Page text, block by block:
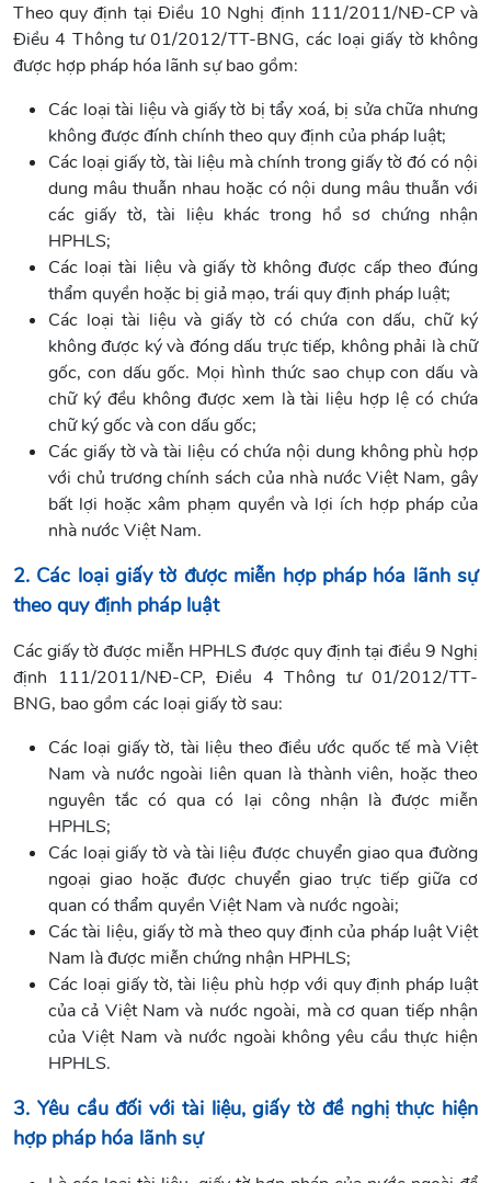
Theo quy định tại Điều 10 Nghị định 111/2011/NĐ-CP và
Điều 4 Thông tư 01/2012/TT-BNG, các loại giấy tờ không
được hợp pháp hóa lãnh sự bao gồm:
Các loại tài liệu và giấy tờ bị tẩy xoá, bị sửa chữa nhưng
không được đính chính theo quy định của pháp luật;
Các loại giấy tờ, tài liệu mà chính trong giấy tờ đó có nội
dung mâu thuẫn nhau hoặc có nội dung mâu thuẫn với
các giấy tờ, tài liệu khác trong hồ sơ chứng nhận
HPHLS;
Các loại tài liệu và giấy tờ không được cấp theo đúng
thẩm quyền hoặc bị giả mạo, trái quy định pháp luật;
Các loại tài liệu và giấy tờ có chứa con dấu, chữ ký
không được ký và đóng dấu trực tiếp, không phải là chữ
gốc, con dấu gốc. Mọi hình thức sao chụp con dấu và
chữ ký đều không được xem là tài liệu hợp lệ có chứa
chữ ký gốc và con dấu gốc;
Các giấy tờ và tài liệu có chứa nội dung không phù hợp
với chủ trương chính sách của nhà nước Việt Nam, gây
bất lợi hoặc xâm phạm quyền và lợi ích hợp pháp của
nhà nước Việt Nam.
2. Các loại giấy tờ được miễn hợp pháp hóa lãnh sự
theo quy định pháp luật
Các giấy tờ được miễn HPHLS được quy định tại điều 9 Nghị
định 111/2011/NĐ-CP, Điều 4 Thông tư 01/2012/TT-
BNG, bao gồm các loại giấy tờ sau:
Các loại giấy tờ, tài liệu theo điều ước quốc tế mà Việt
Nam và nước ngoài liên quan là thành viên, hoặc theo
nguyên tắc có qua có lại công nhận là được miễn
HPHLS;
Các loại giấy tờ và tài liệu được chuyển giao qua đường
ngoại giao hoặc được chuyển giao trực tiếp giữa cơ
quan có thẩm quyền Việt Nam và nước ngoài;
Các tài liệu, giấy tờ mà theo quy định của pháp luật Việt
Nam là được miễn chứng nhận HPHLS;
Các loại giấy tờ, tài liệu phù hợp với quy định pháp luật
của cả Việt Nam và nước ngoài, mà cơ quan tiếp nhận
của Việt Nam và nước ngoài không yêu cầu thực hiện
HPHLS.
3. Yêu cầu đối với tài liệu, giấy tờ đề nghị thực hiện
hợp pháp hóa lãnh sự